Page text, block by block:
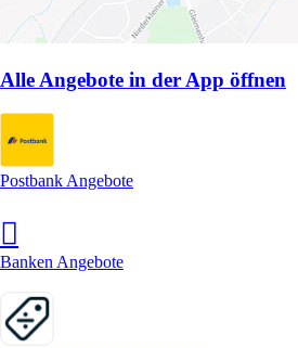
Alle Angebote in der App öffnen
Postbank Angebote
Banken Angebote